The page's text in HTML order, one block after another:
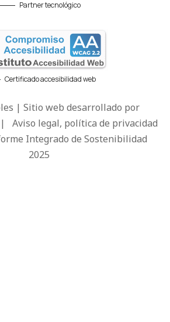
Partner tecnológico
Certificado accesibilidad web
| Sitio web desarrollado por
Aviso legal, política de privacidad
Integrado de Sostenibilidad
2025